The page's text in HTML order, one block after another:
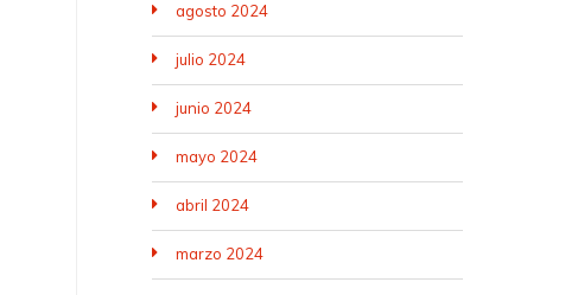
agosto 2024
julio 2024
junio 2024
mayo 2024
abril 2024
marzo 2024